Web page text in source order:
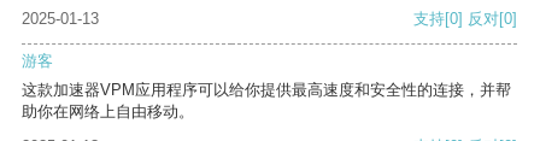
2025-01-13
支持[0] 反对[0]
游客
这款加速器VPM应用程序可以给你提供最高速度和安全性的连接，并帮
助你在网络上自由移动。